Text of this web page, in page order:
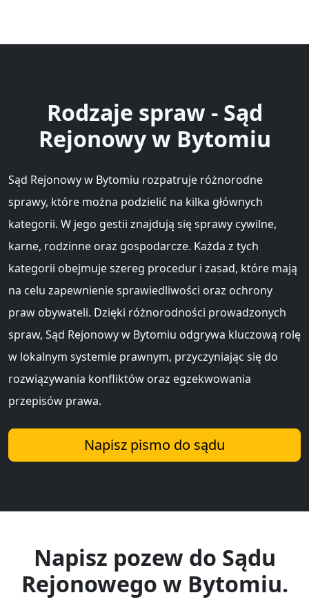
Rodzaje spraw - Sąd
Rejonowy w Bytomiu
Sąd Rejonowy w Bytomiu rozpatruje różnorodne
sprawy, które można podzielić na kilka głównych
kategorii. W jego gestii znajdują się sprawy cywilne,
karne, rodzinne oraz gospodarcze. Każda z tych
kategorii obejmuje szereg procedur i zasad, które mają
na celu zapewnienie sprawiedliwości oraz ochrony
praw obywateli. Dzięki różnorodności prowadzonych
spraw, Sąd Rejonowy w Bytomiu odgrywa kluczową rolę
w lokalnym systemie prawnym, przyczyniając się do
rozwiązywania konfliktów oraz egzekwowania
przepisów prawa.
Napisz pismo do sądu
Napisz pozew do Sądu
Rejonowego w Bytomiu.